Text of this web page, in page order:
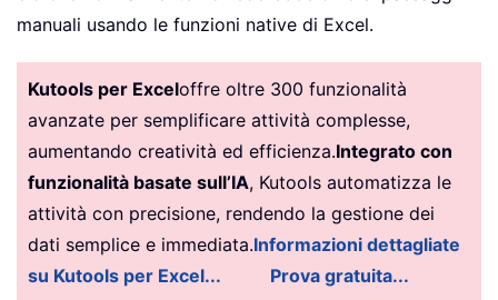
manuali usando le funzioni native di Excel.
Kutools per Exceloffre oltre 300 funzionalità
avanzate per semplificare attività complesse,
aumentando creatività ed efficienza.Integrato con
funzionalità basate sull’IA, Kutools automatizza le
attività con precisione, rendendo la gestione dei
dati semplice e immediata.Informazioni dettagliate
su Kutools per Excel...
Prova gratuita...